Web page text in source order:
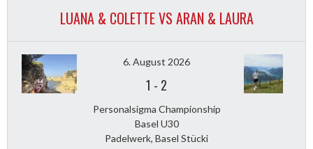
LUANA & COLETTE VS ARAN & LAURA
6. August 2026
1 - 2
Personalsigma Championship
Basel U30
Padelwerk, Basel Stücki